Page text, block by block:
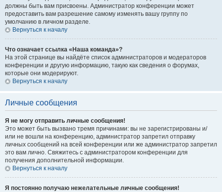
должны быть вам присвоены. Администратор конференции может
предоставить вам разрешение самому изменять вашу группу по
умолчанию в личном разделе.
Вернуться к началу
Что означает ссылка «Наша команда»?
На этой странице вы найдёте список администраторов и модераторов
конференции и другую информацию, такую как сведения о форумах,
которые они модерируют.
Вернуться к началу
Личные сообщения
Я не могу отправить личные сообщения!
Это может быть вызвано тремя причинами: вы не зарегистрированы и/
или не вошли на конференцию, администратор запретил отправку
личных сообщений на всей конференции или же администратор запретил
это вам лично. Свяжитесь с администратором конференции для
получения дополнительной информации.
Вернуться к началу
Я постоянно получаю нежелательные личные сообщения!